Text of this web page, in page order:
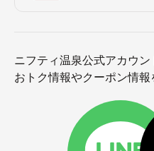
ニフティ温泉公式アカウン
おトク情報やクーポン情報